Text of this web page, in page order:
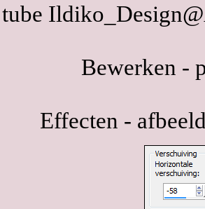
Bewerken -
Effecten -